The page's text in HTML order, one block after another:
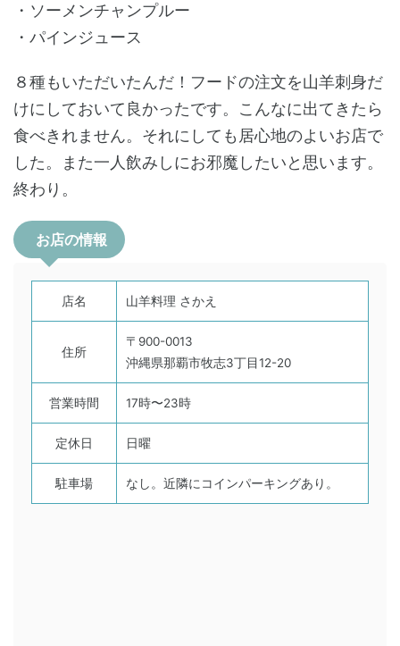
・ソーメンチャンプルー
・パインジュース
８種もいただいたんだ！フードの注文を山羊刺身だ
けにしておいて良かったです。こんなに出てきたら
食べきれません。それにしても居心地のよいお店で
した。また一人飲みしにお邪魔したいと思います。
終わり。
お店の情報
店名 山羊料理 さかえ
住所
〒900-0013
沖縄県那覇市牧志3丁目12-20
営業時間 17時〜23時
定休日 日曜
駐車場 なし。近隣にコインパーキングあり。